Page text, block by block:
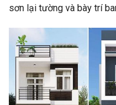
sơn lại tường và bày trí